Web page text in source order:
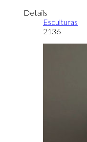
Details
Esculturas
2136